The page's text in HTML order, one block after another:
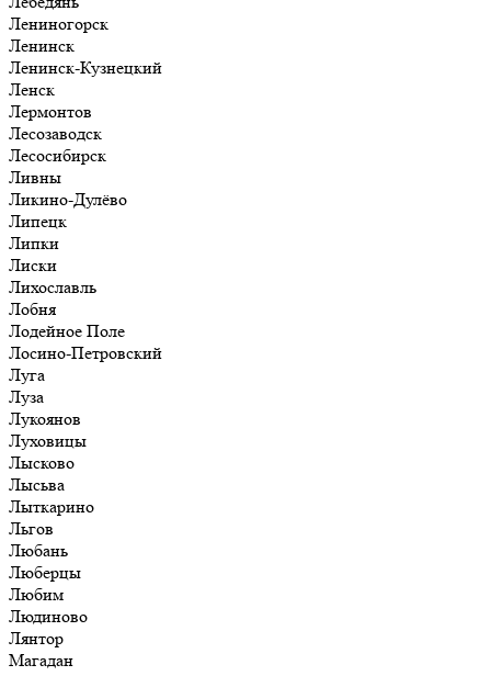
Лениногорск
Ленинск
Ленинск-Кузнецкий
Ленск
Лермонтов
Лесозаводск
Лесосибирск
Ливны
Ликино-Дулёво
Липецк
Липки
Лиски
Лихославль
Лобня
Лодейное Поле
Лосино-Петровский
Луга
Луза
Лукоянов
Луховицы
Лысково
Лысьва
Лыткарино
Льгов
Любань
Люберцы
Любим
Людиново
Лянтор
Магадан